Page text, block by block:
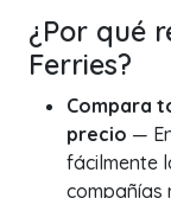
¿Por qué
Ferries?
Compara
precio —
fácilmente
compañías